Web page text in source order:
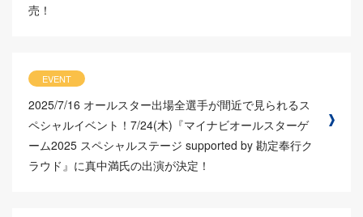
売！
EVENT
2025/7/16 オールスター出場全選手が間近で見られるス
ペシャルイベント！7/24(木)『マイナビオールスターゲ
ーム2025 スペシャルステージ supported by 勘定奉行ク
ラウド』に真中満氏の出演が決定！